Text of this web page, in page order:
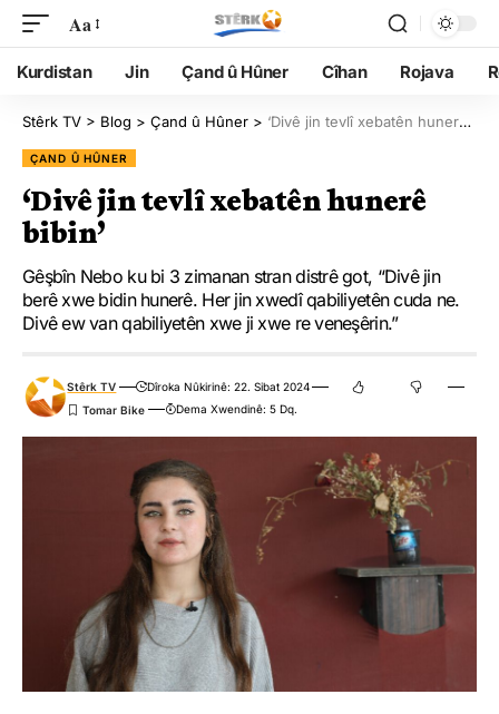
Aa
Kurdistan Jin Çand û Hûner Cîhan Rojava
Stêrk TV > Blog > Çand û Hûner > ‘Divê jin tevlî xebatên hunerê bibin’
ÇAND Û HÛNER
‘Divê jin tevlî xebatên hunerê
bibin’
Gêşbîn Nebo ku bi 3 zimanan stran distrê got, “Divê jin
berê xwe bidin hunerê. Her jin xwedî qabiliyetên cuda ne.
Divê ew van qabiliyetên xwe ji xwe re veneşêrin.”
Stêrk TV
Dîroka Nûkirinê: 22. Sibat 2024
Dema Xwendinê: 5 Dq.